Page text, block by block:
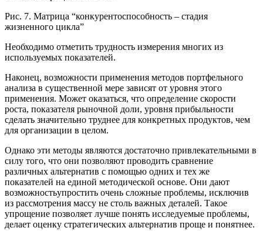
Рис. 7. Матрица “конкурентоспособность – стадия
жизненного цикла”
Необходимо отметить трудность измерения многих из
используемых показателей.
Наконец, возможности применения методов портфельного
анализа в существенной мере зависят от уровня этого
применения. Может оказаться, что определение скорости
роста, показателя рыночной доли, уровня прибыльности
сделать значительно труднее для конкретных продуктов, чем
для организации в целом.
Однако эти методы являются достаточно привлекательными в
силу того, что они позволяют проводить сравнение
различных альтернатив с помощью одних и тех же
показателей на единой методической основе. Они дают
возможностьупростить очень сложные проблемы, исключив
из рассмотрения массу не столь важных деталей. Такое
упрощение позволяет лучше понять исследуемые проблемы,
делает оценку стратегических альтернатив проще и понятнее.